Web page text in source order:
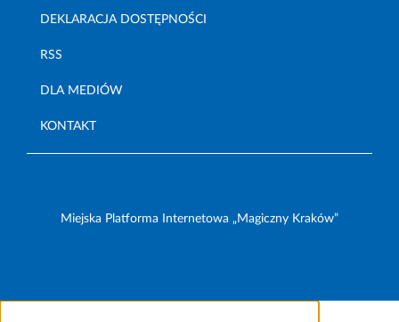
DEKLARACJA DOSTĘPNOŚCI
RSS
DLA MEDIÓW
KONTAKT
Miejska Platforma Internetowa „Magiczny Kraków”